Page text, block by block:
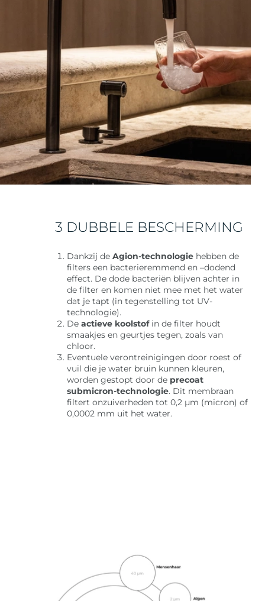
3 DUBBELE BESCHERMING
Dankzij deAgion-technologie hebben de
filters een bacterieremmend en –dodend
effect. De dode bacteriën blijven achter in
de filter en komen niet mee met het water
dat je tapt (in tegenstelling tot UV-
technologie).​
Deactieve koolstofin de filter houdt
smaakjes en geurtjes tegen, zoals van
chloor. ​
Eventuele verontreinigingen door roest of
vuil die je water bruin kunnen kleuren,
worden gestopt door de precoat
submicron-technologie. Dit membraan
filtert onzuiverheden tot 0,2 µm (micron) of
0,0002 mm uit het water.